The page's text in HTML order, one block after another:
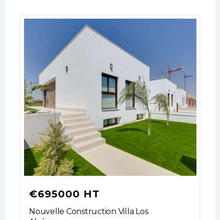
€695000 HT
Nouvelle Construction Villa Los